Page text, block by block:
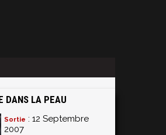
DANS LA PEAU
Sortie : 12 Septembre
2007